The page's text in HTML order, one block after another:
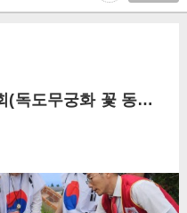
2023!제17회 독도사수대회(독도무궁화 꽃 동산만들기) 및 우키시마호 폭침 추모평화문화제개최외